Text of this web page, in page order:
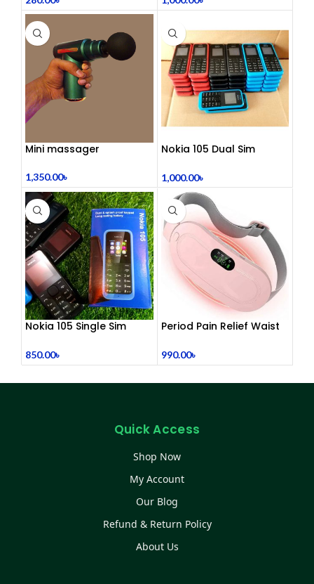
Mini massager
1,350.00৳
Nokia 105 Dual Sim
1,000.00৳
Nokia 105 Single Sim
850.00৳
Period Pain Relief Waist
990.00৳
Quick Access
Shop Now
My Account
Our Blog
Refund & Return Policy
About Us